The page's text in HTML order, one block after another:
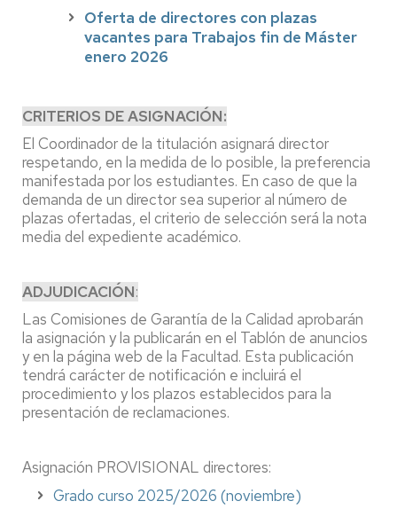
Oferta de directores con plazas
vacantes para Trabajos fin de Máster
enero 2026
CRITERIOS DE ASIGNACIÓN:
El Coordinador de la titulación asignará director
respetando, en la medida de lo posible, la preferencia
manifestada por los estudiantes. En caso de que la
demanda de un director sea superior al número de
plazas ofertadas, el criterio de selección será la nota
media del expediente académico.
ADJUDICACIÓN:
Las Comisiones de Garantía de la Calidad aprobarán
la asignación y la publicarán en el Tablón de anuncios
y en la página web de la Facultad. Esta publicación
tendrá carácter de notificación e incluirá el
procedimiento y los plazos establecidos para la
presentación de reclamaciones.
Asignación PROVISIONAL directores:
Grado curso 2025/2026 (noviembre)